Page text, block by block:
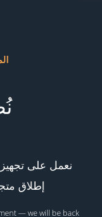
●
نعمل على
إطلاق
— we will be back